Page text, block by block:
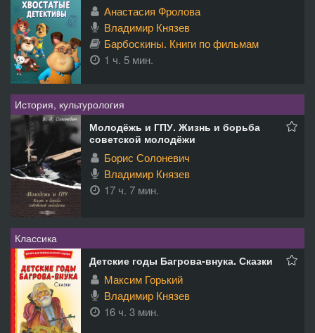
Анастасия Фролова
Владимир Князев
Барбоскины. Книги по фильмам
1 ч. 5 мин.
История, культурология
Молодёжь и ГПУ. Жизнь и борьба
советской молодёжи
Борис Солоневич
Владимир Князев
17 ч. 7 мин.
Классика
Детские годы Багрова-внука. Сказки
Максим Горький
Владимир Князев
16 ч. 3 мин.